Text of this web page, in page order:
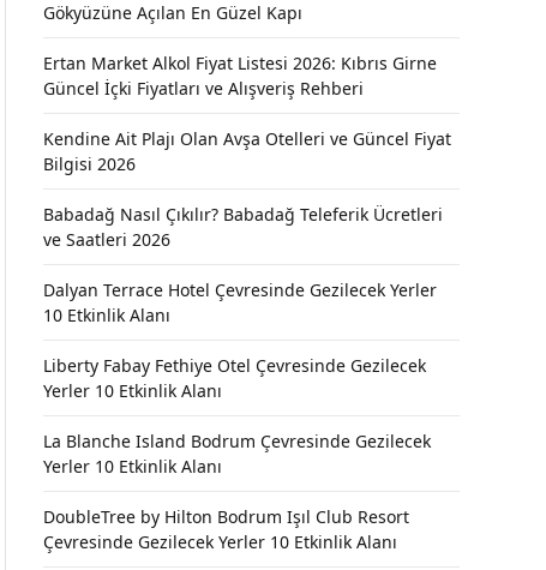
Gökyüzüne Açılan En Güzel Kapı
Ertan Market Alkol Fiyat Listesi 2026: Kıbrıs Girne
Güncel İçki Fiyatları ve Alışveriş Rehberi
Kendine Ait Plajı Olan Avşa Otelleri ve Güncel Fiyat
Bilgisi 2026
Babadağ Nasıl Çıkılır? Babadağ Teleferik Ücretleri
ve Saatleri 2026
Dalyan Terrace Hotel Çevresinde Gezilecek Yerler
10 Etkinlik Alanı
Liberty Fabay Fethiye Otel Çevresinde Gezilecek
Yerler 10 Etkinlik Alanı
La Blanche Island Bodrum Çevresinde Gezilecek
Yerler 10 Etkinlik Alanı
DoubleTree by Hilton Bodrum Işıl Club Resort
Çevresinde Gezilecek Yerler 10 Etkinlik Alanı